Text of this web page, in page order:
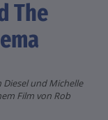
The
Diesel und Michelle
Film von Rob